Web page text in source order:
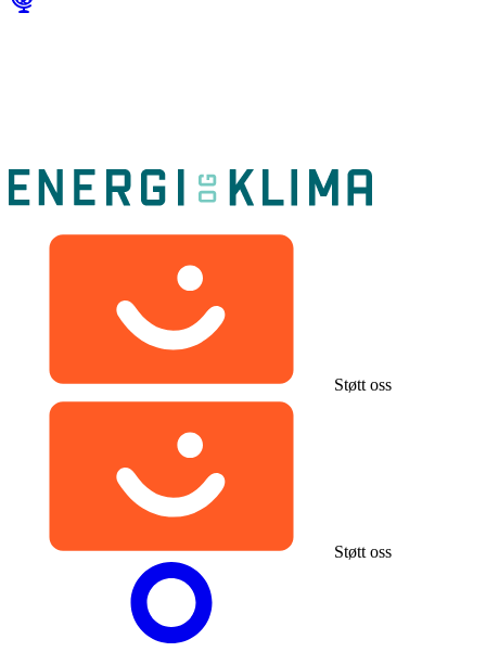
Støtt oss
Støtt oss